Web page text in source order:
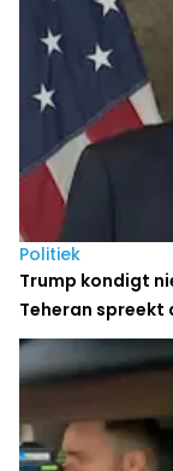
Politiek
Trump kondigt
Teheran